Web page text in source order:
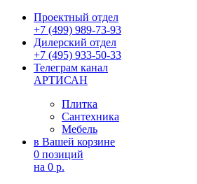
Проектный отдел
+7 (499) 989-73-93
Дилерский отдел
+7 (495) 933-50-33
Телеграм канал
АРТИСАН
Плитка
Сантехника
Мебель
в Вашей корзине
0 позиций
на 0 р.